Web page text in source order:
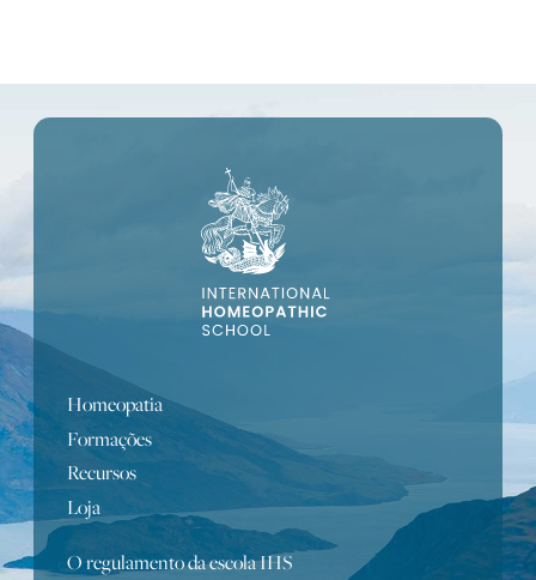
Homeopatia
Formações
Recursos
Loja
O regulamento da escola IHS